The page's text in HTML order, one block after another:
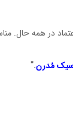
در همه حال.
مُدرن."